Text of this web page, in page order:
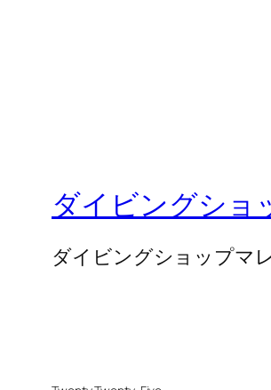
ダイビングショ
ダイビングショップマ